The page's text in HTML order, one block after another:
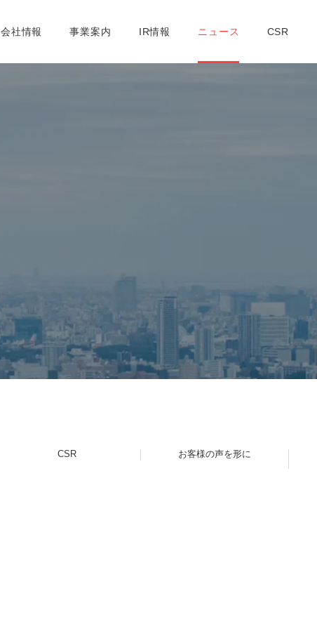
会社情報 事業案内 IR情報 ニュース CSR
CSR お客様の声を形に